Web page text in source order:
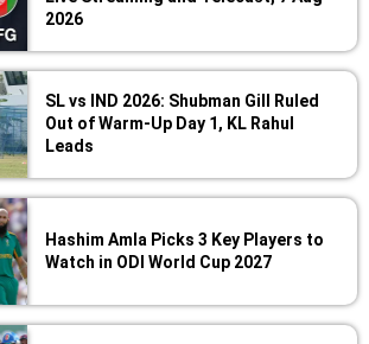
2026
SL vs IND 2026: Shubman Gill Ruled
Out of Warm-Up Day 1, KL Rahul
Leads
Hashim Amla Picks 3 Key Players to
Watch in ODI World Cup 2027